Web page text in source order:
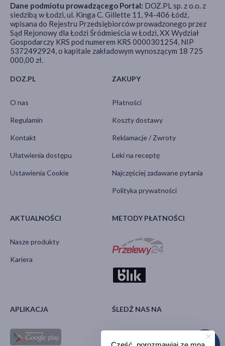
DOZ.PL
O nas
Regulamin
Kontakt
Ułatwienia dostępu
Ustawienia Cookie
ZAKUPY
Płatności
Koszty dostawy
Reklamacje / Zwroty
Leki na receptę
Najczęściej zadawane pytania
Polityka prywatności
AKTUALNOŚCI
Nasze produkty
Kariera
METODY PŁATNOŚCI
APLIKACJA ŚLEDŹ NAS NA
Dane podmiotu prowadzącego Portal: DOZ.PL sp. z o.o. z
siedzibą w Łodzi, ul. Kinga C. Gillette 11, 94-406 Łódź,
wpisana do Rejestru Przedsiębiorców prowadzonego przez
Sąd Rejonowy dla Łodzi Śródmieścia w Łodzi, XX Wydział
Gospodarczy KRS pod numerem KRS 0000301254, NIP
5372492924, o kapitale zakładowym wynoszącym 18 725
000,00 zł.